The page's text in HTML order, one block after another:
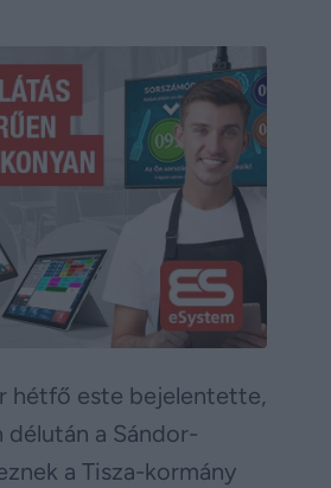
hétfő este bejelentette,
a Sándor-
a Tisza-kormány